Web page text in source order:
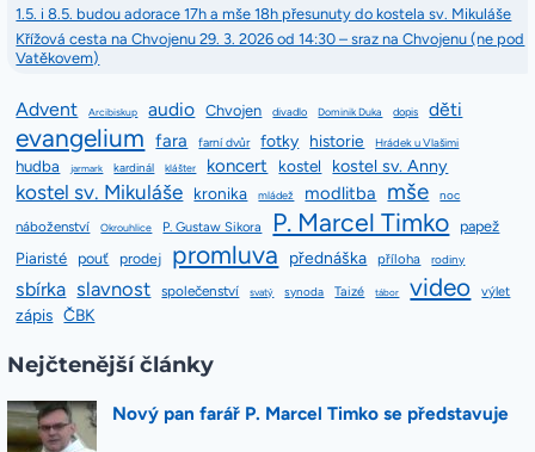
1.5. i 8.5. budou adorace 17h a mše 18h přesunuty do kostela sv. Mikuláše
Křížová cesta na Chvojenu 29. 3. 2026 od 14:30 – sraz na Chvojenu (ne pod
Vatěkovem)
Advent Arcibiskup audio Chvojen divadlo Dominik Duka dopis děti
evangelium fara farní dvůr fotky historie Hrádek u Vlašimi
hudba jarmark kardinál klášter koncert kostel kostel sv. Anny
kostel sv. Mikuláše kronika mládež modlitba mše noc
náboženství Okrouhlice P. Gustaw Sikora P. Marcel Timko
papež
Piaristé
pouť prodej promluva přednáška příloha rodiny
sbírka slavnost společenství svatý synoda Taizé tábor video výlet
zápis ČBK
Nejčtenější články